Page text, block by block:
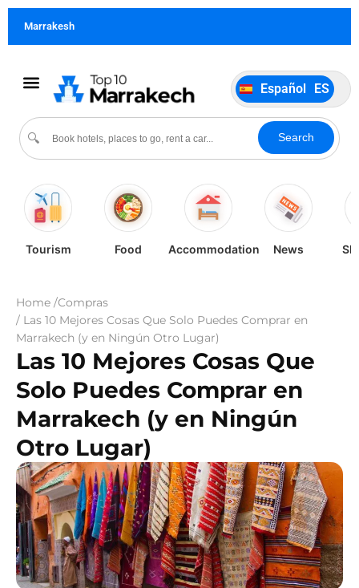
Marrakesh
🔍 Search
Español ES
German DE
Italiano IT
Português
PT
Tourism Food Accommodation News
Home /Compras
/ Las 10 Mejores Cosas Que Solo Puedes Comprar en
Marrakech (y en Ningún Otro Lugar)
Las 10 Mejores Cosas Que
Solo Puedes Comprar en
Marrakech (y en Ningún
Otro Lugar)